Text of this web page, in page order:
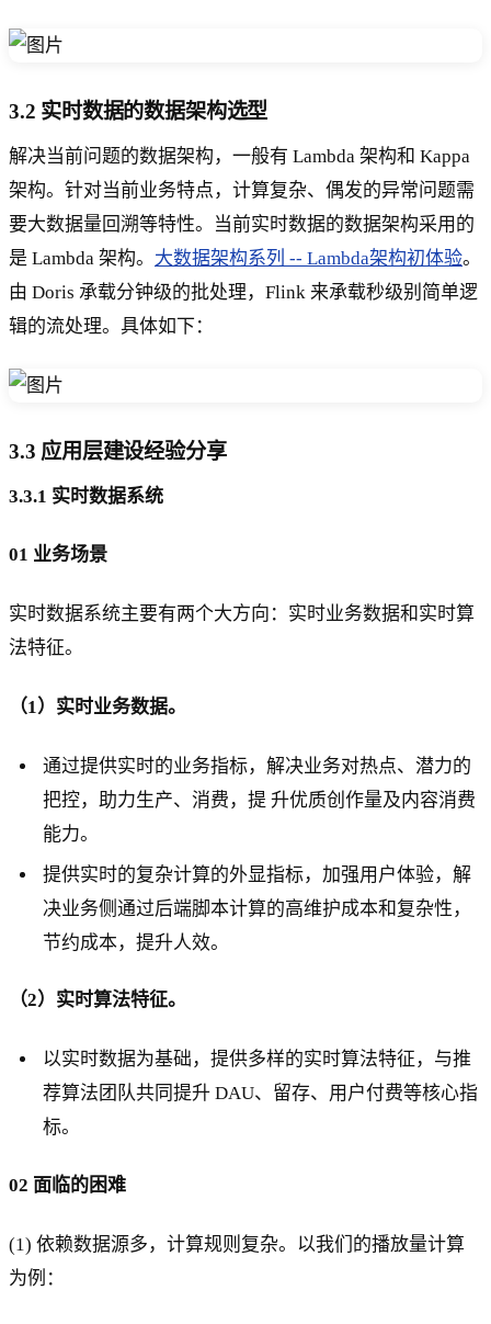
3.2 实时数据的数据架构选型
解决当前问题的数据架构，一般有 Lambda 架构和 Kappa
架构。针对当前业务特点，计算复杂、偶发的异常问题需
要大数据量回溯等特性。当前实时数据的数据架构采用的
是 Lambda 架构。 大数据架构系列 -- Lambda架构初体验。
由 Doris 承载分钟级的批处理，Flink 来承载秒级别简单逻
辑的流处理。具体如下：
3.3 应用层建设经验分享
3.3.1 实时数据系统
01 业务场景
实时数据系统主要有两个大方向：实时业务数据和实时算
法特征。
（1）实时业务数据。
通过提供实时的业务指标，解决业务对热点、潜力的
把控，助力生产、消费，提 升优质创作量及内容消费
能力。
提供实时的复杂计算的外显指标，加强用户体验，解
决业务侧通过后端脚本计算的高维护成本和复杂性，
节约成本，提升人效。
（2）实时算法特征。
以实时数据为基础，提供多样的实时算法特征，与推
荐算法团队共同提升 DAU、留存、用户付费等核心指
标。
02 面临的困难
(1) 依赖数据源多，计算规则复杂。以我们的播放量计算
为例：